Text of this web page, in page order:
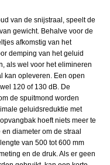
van de snijstraal, speelt de
gewicht. Behalve voor de
afkomstig van het
demping van het geluid
als wel voor het elimineren
kan opleveren. Een open
120 of 130 dB. De
de spuitmond worden
geluidsreduktie met
hoeft niets meer te
diameter om de straal
van 500 tot 600 mm
en de druk. Als er geen